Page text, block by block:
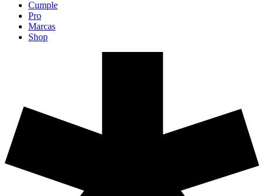
Cumple
Pro
Marcas
Shop